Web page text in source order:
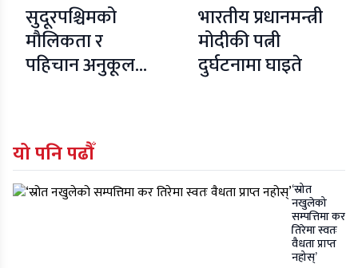
सुदूरपश्चिमको
मौलिकता र
पहिचान अनुकूल
भारतीय प्रधानमन्त्री
मोदीकी पत्नी
दुर्घटनामा घाइते
यो पनि पढौँ
‘स्रोत
नखुलेको
सम्पत्तिमा कर
तिरेमा स्वतः
वैधता प्राप्त
नहोस्’